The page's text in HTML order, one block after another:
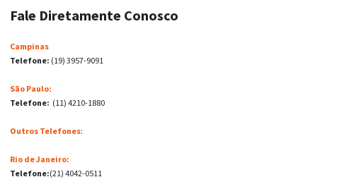
Fale Diretamente Conosco
Campinas
Telefone: (19) 3957-9091
São Paulo:
Telefone: (11) 4210-1880
Outros Telefones:
Rio de Janeiro:
Telefone:(21) 4042-0511